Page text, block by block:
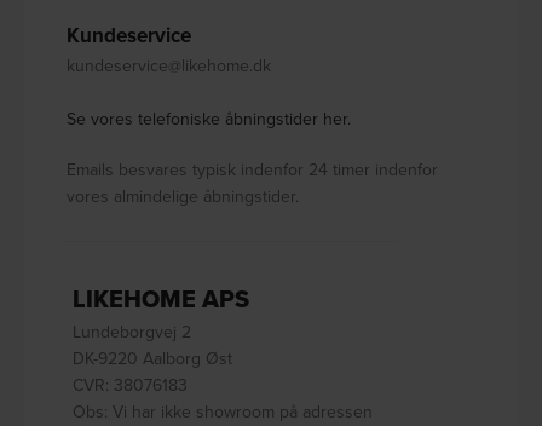
Kundeservice
kundeservice@likehome.dk
Se vores telefoniske åbningstider her.
Emails besvares typisk indenfor 24 timer indenfor
vores almindelige åbningstider.
LIKEHOME APS
Lundeborgvej 2
DK-9220 Aalborg Øst
CVR: 38076183
Obs: Vi har ikke showroom på adressen